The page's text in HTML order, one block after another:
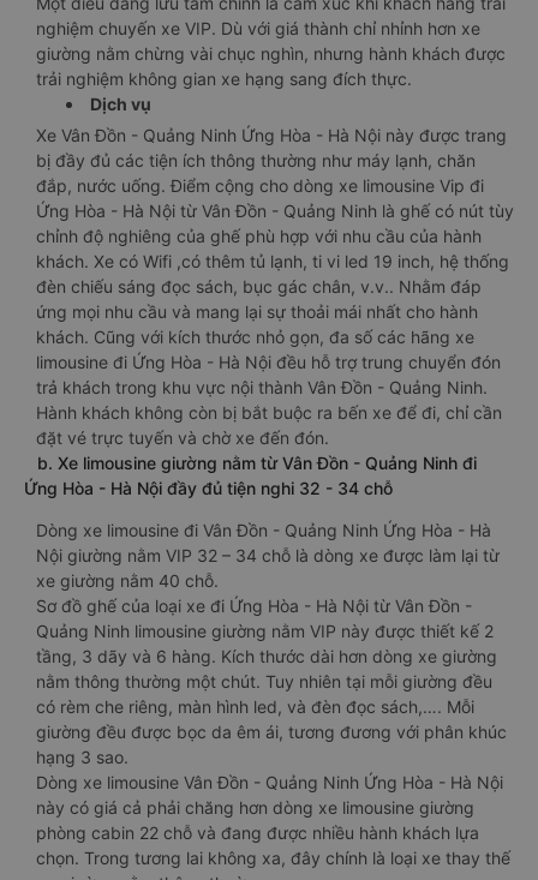
nghiệm chuyến xe VIP. Dù với giá thành chỉ nhỉnh hơn xe
giường nằm chừng vài chục nghìn, nhưng hành khách được
trải nghiệm không gian xe hạng sang đích thực.
Dịch vụ
Xe Vân Đồn - Quảng Ninh Ứng Hòa - Hà Nội này được trang
bị đầy đủ các tiện ích thông thường như máy lạnh, chăn
đắp, nước uống. Điểm cộng cho dòng xe limousine Vip đi
Ứng Hòa - Hà Nội từ Vân Đồn - Quảng Ninh là ghế có nút tùy
chỉnh độ nghiêng của ghế phù hợp với nhu cầu của hành
khách. Xe có Wifi ,có thêm tủ lạnh, ti vi led 19 inch, hệ thống
đèn chiếu sáng đọc sách, bục gác chân, v.v.. Nhằm đáp
ứng mọi nhu cầu và mang lại sự thoải mái nhất cho hành
khách. Cũng với kích thước nhỏ gọn, đa số các hãng xe
limousine đi Ứng Hòa - Hà Nội đều hỗ trợ trung chuyển đón
trả khách trong khu vực nội thành Vân Đồn - Quảng Ninh.
Hành khách không còn bị bắt buộc ra bến xe để đi, chỉ cần
đặt vé trực tuyến và chờ xe đến đón.
b. Xe limousine giường nằm từ Vân Đồn - Quảng Ninh đi
Ứng Hòa - Hà Nội đầy đủ tiện nghi 32 - 34 chỗ
Dòng xe limousine đi Vân Đồn - Quảng Ninh Ứng Hòa - Hà
Nội giường nằm VIP 32 – 34 chỗ là dòng xe được làm lại từ
xe giường nằm 40 chỗ.
Sơ đồ ghế của loại xe đi Ứng Hòa - Hà Nội từ Vân Đồn -
Quảng Ninh limousine giường nằm VIP này được thiết kế 2
tầng, 3 dãy và 6 hàng. Kích thước dài hơn dòng xe giường
nằm thông thường một chút. Tuy nhiên tại mỗi giường đều
có rèm che riêng, màn hình led, và đèn đọc sách,…. Mỗi
giường đều được bọc da êm ái, tương đương với phân khúc
hạng 3 sao.
Dòng xe limousine Vân Đồn - Quảng Ninh Ứng Hòa - Hà Nội
này có giá cả phải chăng hơn dòng xe limousine giường
phòng cabin 22 chỗ và đang được nhiều hành khách lựa
chọn. Trong tương lai không xa, đây chính là loại xe thay thế